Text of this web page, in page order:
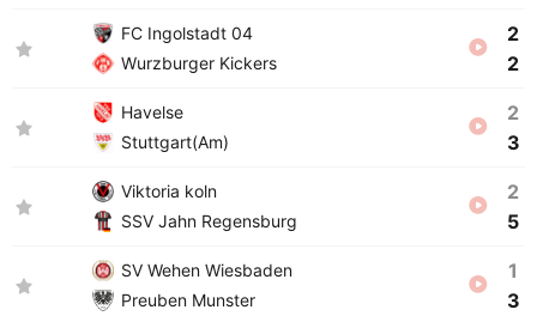
FC Ingolstadt 04
Wurzburger Kickers
2
2
Havelse
Stuttgart(Am)
2
3
Viktoria koln
SSV Jahn Regensburg
2
5
SV Wehen Wiesbaden
Preuben Munster
1
3